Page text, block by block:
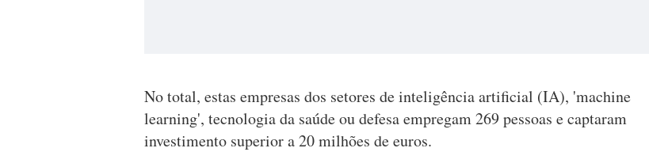
No total, estas empresas dos setores de inteligência artificial (IA), 'machine
learning', tecnologia da saúde ou defesa empregam 269 pessoas e captaram
investimento superior a 20 milhões de euros.